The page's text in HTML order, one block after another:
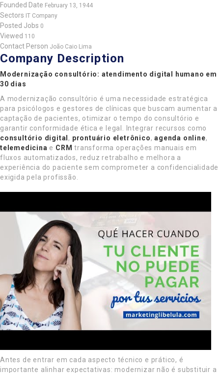
Founded Date February 13, 1944
Sectors IT Company
Posted Jobs 0
Viewed 110
Contact Person João Caio Lima
Company Description
Modernização consultório: atendimento digital humano em
30 dias
A modernização consultório é uma necessidade estratégica
para psicólogos e gestores de clínicas que buscam aumentar a
captação de pacientes, otimizar o tempo do consultório e
garantir conformidade ética e legal. Integrar recursos como
consultório digital , prontuário eletrônico,agenda online,
telemedicina e CRM transforma operações manuais em
fluxos automatizados, reduz retrabalho e melhora a
experiência do paciente sem comprometer a confidencialidade
exigida pela profissão.
Antes de entrar em cada aspecto técnico e prático, é
importante alinhar expectativas: modernizar não é substituir a